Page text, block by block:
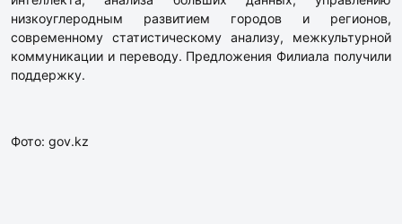
низкоуглеродным развитием городов и регионов,
современному статистическому анализу, межкультурной
коммуникации и переводу. Предложения Филиала получили
поддержку.
Фото: gov.kz